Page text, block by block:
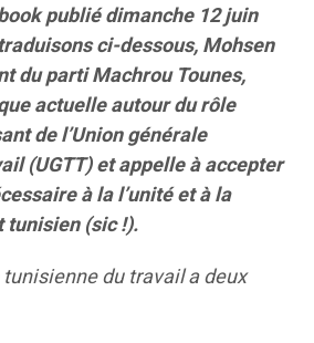
publié dimanche 12 juin
ci-dessous, Mohsen
du parti Machrou Tounes,
actuelle autour du rôle
de l’Union générale
(UGTT) et appelle à accepter
à la l’unité et à la
tunisien (sic !).
tunisienne du travail a deux